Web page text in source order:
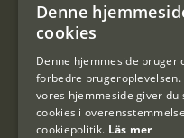
E-
post
(Påkrævet)
Denne
cookies
Denne hjemmeside bruger
forbedre brugeroplevelsen.
vores hjemmeside giver du
cookies i
cookiepolitik. Läs mer